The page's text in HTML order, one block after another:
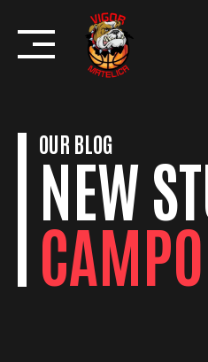
content
OUR BLOG
NEW